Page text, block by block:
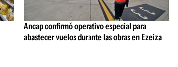
Ancap confirmó operativo especial para
abastecer vuelos durante las obras en Ezeiza